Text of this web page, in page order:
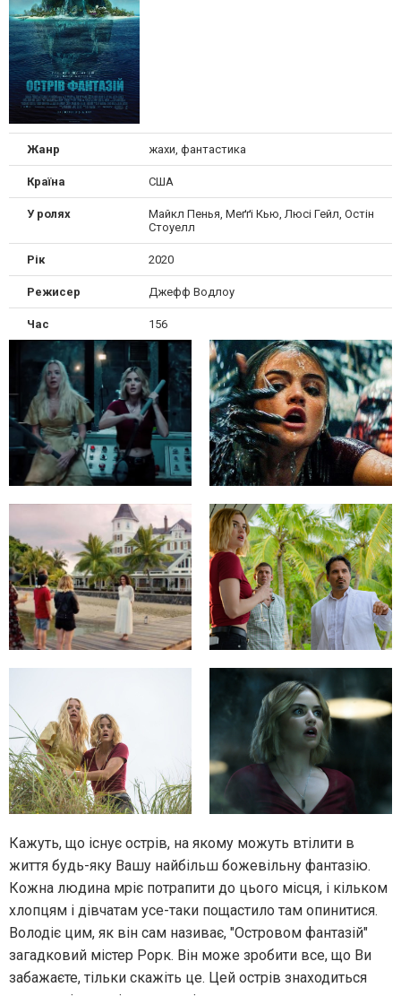
Жанр жахи, фантастика
Країна США
У ролях
Майкл Пенья, Меґґі Кью, Люсі Гейл, Остін
Стоуелл
Рік 2020
Режисер Джефф Водлоу
Час 156
Кажуть, що існує острів, на якому можуть втілити в
життя будь-яку Вашу найбільш божевільну фантазію.
Кожна людина мріє потрапити до цього місця, і кільком
хлопцям і дівчатам усе-таки пощастило там опинитися.
Володіє цим, як він сам називає, "Островом фантазій"
загадковий містер Рорк. Він може зробити все, що Ви
забажаєте, тільки скажіть це. Цей острів знаходиться